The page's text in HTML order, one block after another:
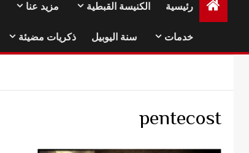
رئيسية الكنيسة القبطية مزيد عنا
خدمات سنة اليوبيل ذكريات مضيئة
pentecost